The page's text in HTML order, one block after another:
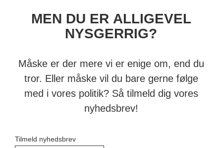
MEN DU ER ALLIGEVEL
NYSGERRIG?
Måske er der mere vi er enige om, end du
tror. Eller måske vil du bare gerne følge
med i vores politik? Så tilmeld dig vores
nyhedsbrev!
Tilmeld nyhedsbrev